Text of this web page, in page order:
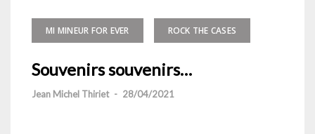
MI MINEUR FOR EVER ROCK THE CASES
Souvenirs souvenirs…
Jean Michel Thiriet - 28/04/2021